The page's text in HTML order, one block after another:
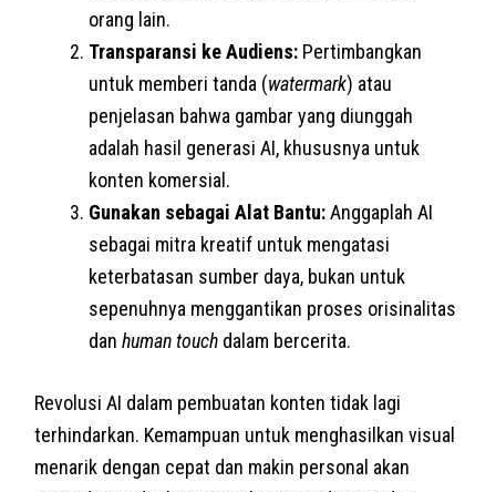
orang lain.
Transparansi ke Audiens: Pertimbangkan
untuk memberi tanda (watermark) atau
penjelasan bahwa gambar yang diunggah
adalah hasil generasi AI, khususnya untuk
konten komersial.
Gunakan sebagai Alat Bantu:Anggaplah AI
sebagai mitra kreatif untuk mengatasi
keterbatasan sumber daya, bukan untuk
sepenuhnya menggantikan proses orisinalitas
danhuman touch dalam bercerita.
Revolusi AI dalam pembuatan konten tidak lagi
terhindarkan. Kemampuan untuk menghasilkan visual
menarik dengan cepat dan makin personal akan